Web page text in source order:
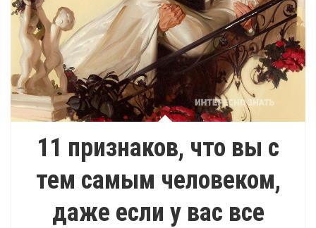
11 признаков, что вы с
тем самым человеком,
даже если у вас все